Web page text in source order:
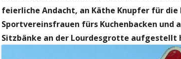
feierliche Andacht, an Käthe Knupfer für
Sportvereinsfrauen fürs Kuchenbacken und
Sitzbänke an der Lourdesgrotte aufgestellt